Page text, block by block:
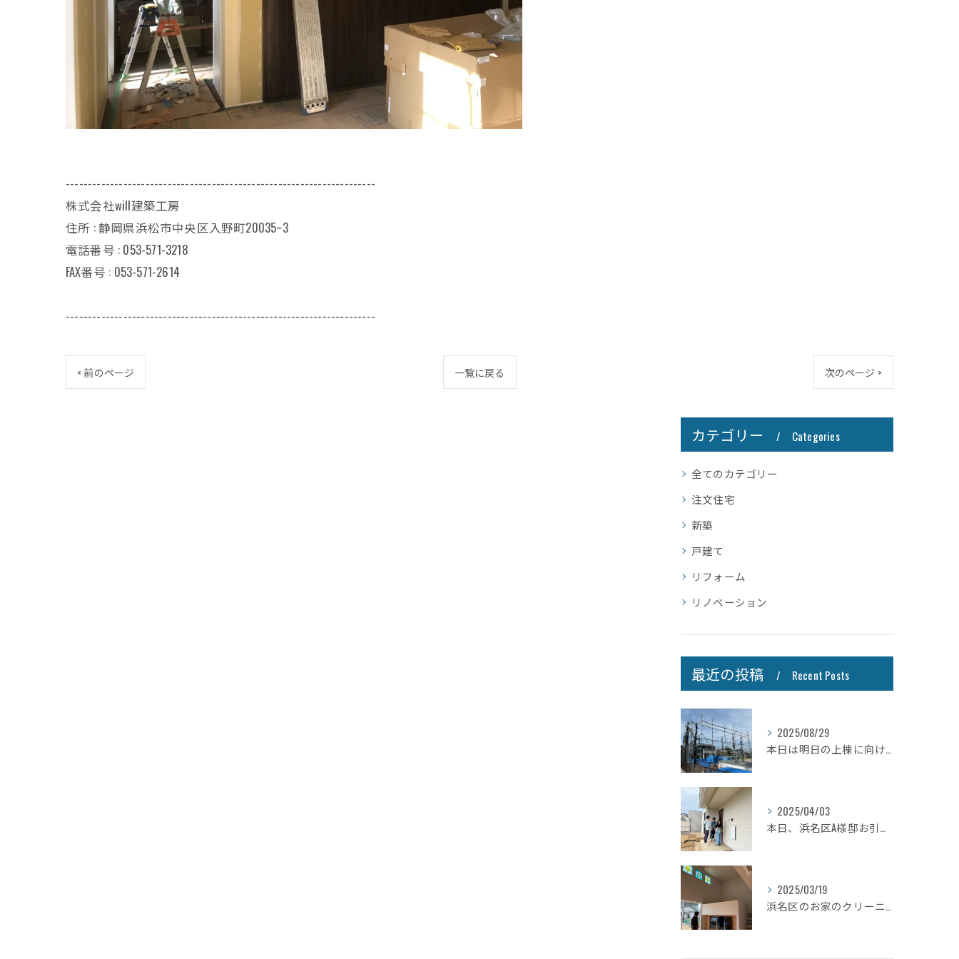
----------------------------------------------------------------------
株式会社will建築工房
住所 : 静岡県浜松市中央区入野町20035ｰ3
電話番号 : 053-571-3218
FAX番号 : 053-571-2614
----------------------------------------------------------------------
< 前のページ 一覧に戻る 次のページ >
カテゴリー Categories
全てのカテゴリー
注文住宅
新築
戸建て
リフォーム
リノベーション
最近の投稿 Recent Posts
2025/08/29
本日は明日の上棟に向けて先行足場の施工をさせて頂きました。
2025/04/03
本日、浜名区A様邸お引き渡しさせて頂きました☆
2025/03/19
浜名区のお家のクリーニングが完了しましたので壁掛けテレビを設...